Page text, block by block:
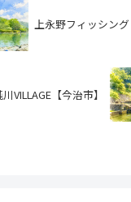
上永野フィッシン
VILLAGE【今治市】